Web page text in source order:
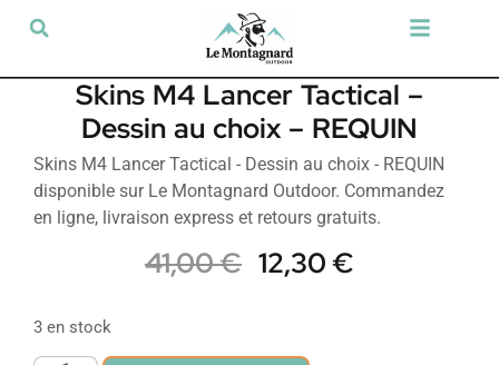
Skins M4 Lancer Tactical –
Dessin au choix – REQUIN
Skins M4 Lancer Tactical - Dessin au choix - REQUIN
disponible sur Le Montagnard Outdoor. Commandez
en ligne, livraison express et retours gratuits.
41,00€ 12,30€
3 en stock